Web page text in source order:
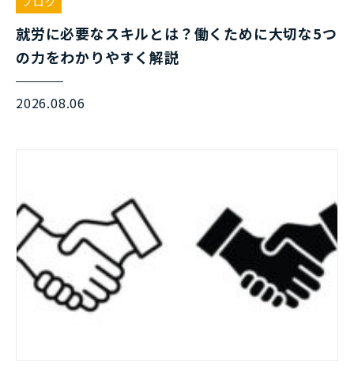
就労に必要なスキルとは？働くために大切な5つ
の力をわかりやすく解説
2026.08.06